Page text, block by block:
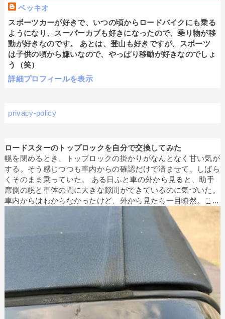
ベッキオ
スポーツカーが好きで、いつの頃からロードバイクにも乗る
ようになり、スーパーカブも好きになったので、乗り物が移
動が好きなのです。 あとは、登山も好きですが、スポーツ
は子供の頃から嫌いなので、やっぱり移動が好きなのでしょ
う（笑）
詳細プロフィールを表示
privacy-policy
ロードスターのトップロックを自分で交換してみた
幌を閉めるとき、トップロックの掛かりがなんとなく甘い気が
する。そう感じつつも車内からの確認だけで済ませて、しばら
くそのまま乗っていた。 ある日ふと車の外から見ると、助手
席側の幌と車体の間に大きな隙間ができているのに気づいた。
車内からはわからなかったけど、外から見たら一目瞭然。こ...